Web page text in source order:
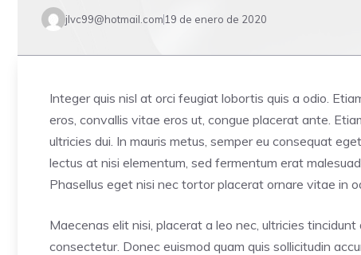
jlvc99@hotmail.com 19 de enero de 2020
Integer quis nisl at orci feugiat lobortis quis a odio.
eros, convallis vitae eros ut, congue placerat ante.
ultricies dui. In mauris metus, semper eu consequat
lectus at nisi elementum, sed fermentum erat
Phasellus eget nisi nec tortor placerat ornare vitae in
Maecenas elit nisi, placerat a leo nec, ultricies
consectetur. Donec euismod quam quis sollicitudin